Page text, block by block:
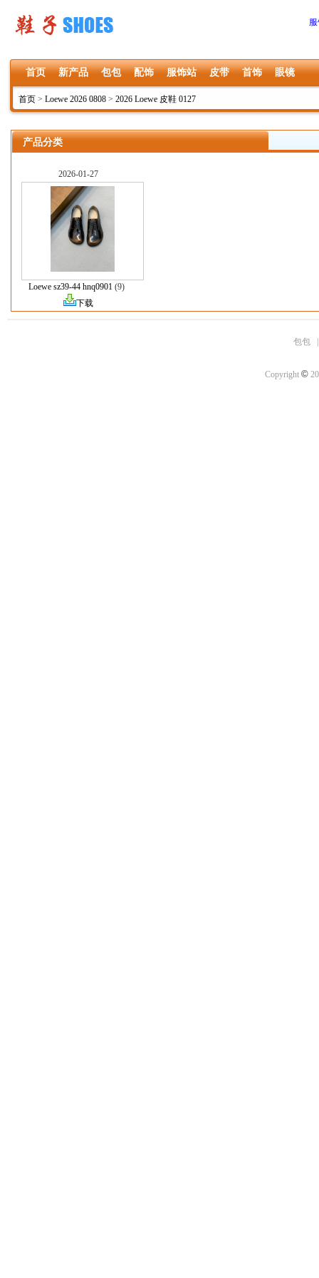
首页 新产品 包包 配饰 服饰站 皮带 首饰 眼镜
首页 > Loewe 2026 0808 > 2026 Loewe 皮鞋 0127
产品分类
2026-01-27
Loewe sz39-44 hnq0901(9)
下载
包包
Copyright ©